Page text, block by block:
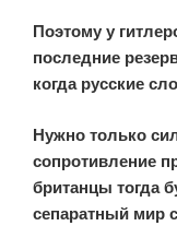
Поэтому у
последние
когда русские
Нужно только
сопротивление
британцы тогда
сепаратный мир